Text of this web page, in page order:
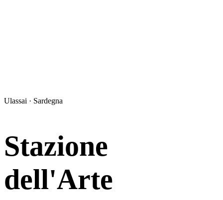
Ulassai · Sardegna
Stazione
dell'Arte